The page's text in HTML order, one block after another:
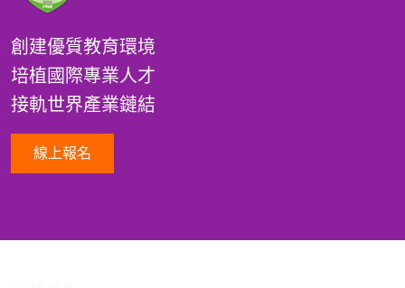
創建優質教育環境
培植國際專業人才
接軌世界產業鏈結
線上報名